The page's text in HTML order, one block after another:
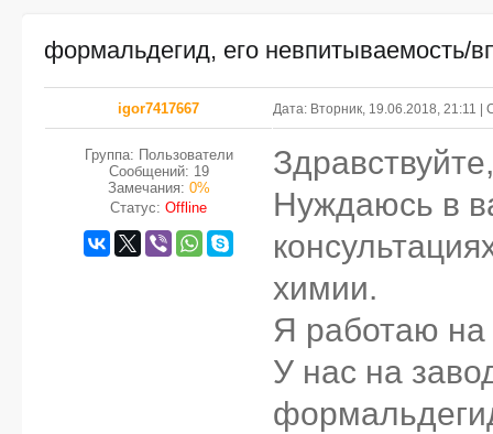
формальдегид, его невпитываемость/
igor7417667 Дата: Вторник, 19.06.2018, 21:11
Группа: Пользователи
Сообщений: 19
Замечания: 0%
Статус: Offline
Нуждаюсь в
химии.
Я работаю на
У нас на